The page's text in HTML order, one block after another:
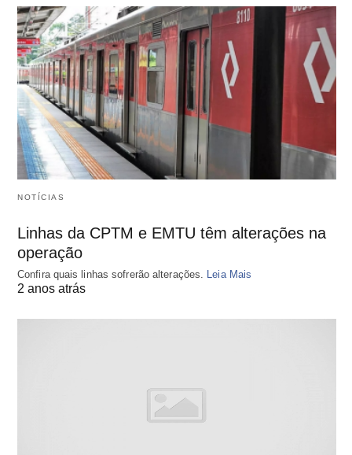
NOTÍCIAS
Linhas da CPTM e EMTU têm alterações na
operação
Confira quais linhas sofrerão alterações. Leia Mais
2 anos atrás